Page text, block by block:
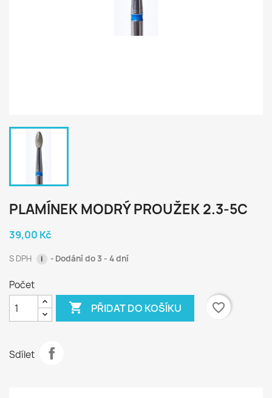
PLAMÍNEK MODRÝ PROUŽEK 2.3-5С
39,00 Kč
S DPH i Dodání do 3 - 4 dní
Počet
 PŘIDAT DO KOŠÍKU favorite_border
Sdílet